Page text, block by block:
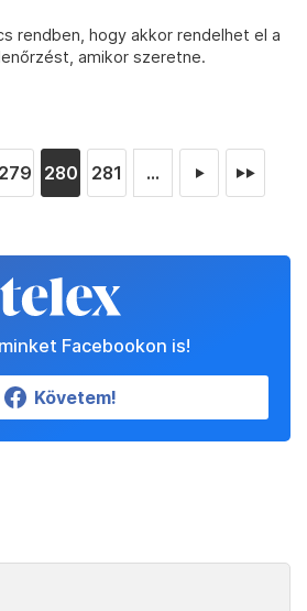
rendben, hogy akkor rendelhet el a
amikor szeretne.
279 280 281 ... ► ►►
Facebookon is!
Követem!